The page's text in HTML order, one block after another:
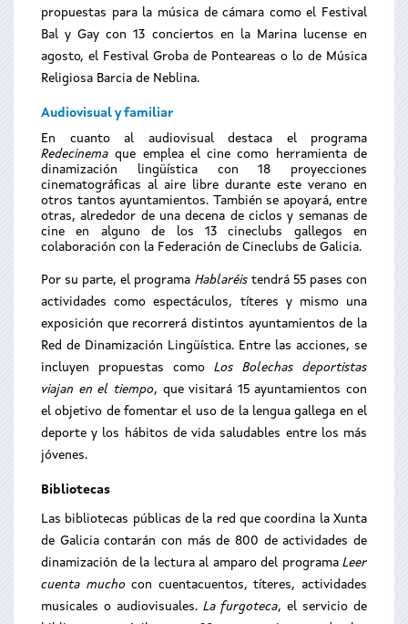
propuestas para la música de cámara como el Festival
Bal y Gay con 13 conciertos en la Marina lucense en
agosto, el Festival Groba de Ponteareas o lo de Música
Religiosa Barcia de Neblina.
Audiovisual y familiar
En cuanto al audiovisual destaca el programa
Redecinema que emplea el cine como herramienta de
dinamización lingüística con 18 proyecciones
cinematográficas al aire libre durante este verano en
otros tantos ayuntamientos. También se apoyará, entre
otras, alrededor de una decena de ciclos y semanas de
cine en alguno de los 13 cineclubs gallegos en
colaboración con la Federación de Cineclubs de Galicia.
Por su parte, el programa Hablaréis tendrá 55 pases con
actividades como espectáculos, títeres y mismo una
exposición que recorrerá distintos ayuntamientos de la
Red de Dinamización Lingüística. Entre las acciones, se
incluyen propuestas como Los Bolechas deportistas
viajan en el tiempo, que visitará 15 ayuntamientos con
el objetivo de fomentar el uso de la lengua gallega en el
deporte y los hábitos de vida saludables entre los más
jóvenes.
Bibliotecas
Las bibliotecas públicas de la red que coordina la Xunta
de Galicia contarán con más de 800 de actividades de
dinamización de la lectura al amparo del programa Leer
cuenta muchocon cuentacuentos, títeres, actividades
musicales o audiovisuales. La furgoteca, el servicio de